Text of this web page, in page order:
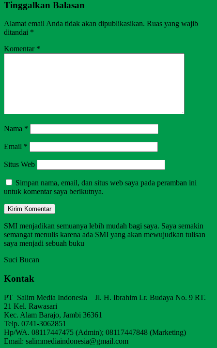
Tinggalkan Balasan
Alamat email Anda tidak akan dipublikasikan. Ruas yang wajib
ditandai *
Komentar *
Nama *
Email *
Situs Web
Simpan nama, email, dan situs web saya pada peramban ini
untuk komentar saya berikutnya.
SMI menjadikan semuanya lebih mudah bagi saya. Saya semakin
semangat menulis karena ada SMI yang akan mewujudkan tulisan
saya menjadi sebuah buku
Suci Bucan
Kontak
PT Salim Media Indonesia Jl. H. Ibrahim Lr. Budaya No. 9 RT.
21 Kel. Rawasari
Kec. Alam Barajo, Jambi 36361
Telp. 0741-3062851
Hp/WA. 08117447475 (Admin); 08117447848 (Marketing)
Email: salimmediaindonesia@gmail.com